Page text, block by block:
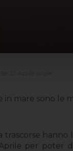
in mare sono le
trascorse
per poter